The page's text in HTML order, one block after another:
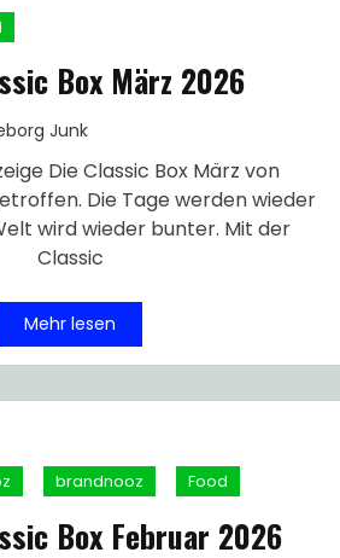
Box März 2026
Junk
Die Classic Box März von
Die Tage werden wieder
wird wieder bunter. Mit der
Classic
Mehr lesen
brandnooz Food
Box Februar 2026